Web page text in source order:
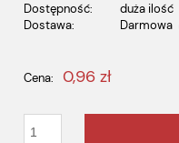
Dostępność:
duża ilość
Dostawa:
Darmowa
Cena nie zawiera
Cena: 0,96 zł